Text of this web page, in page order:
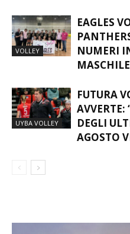
VOLLEY
EAGLES
NUMERI
UYBA VOLLEY
FUTURA
AVVERTE:
DEGLI
AGOSTO